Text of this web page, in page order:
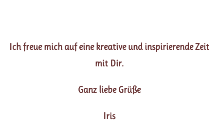
Ich freue mich auf eine kreative und inspirierende Zeit
mit Dir.
Ganz liebe Grüße
Iris